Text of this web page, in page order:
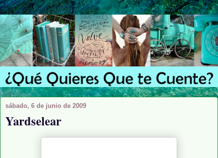
sábado, 6 de junio de 2009
Yardselear